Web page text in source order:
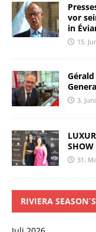
vor
in
15.
3.
SHOW
31.
RIVIERA